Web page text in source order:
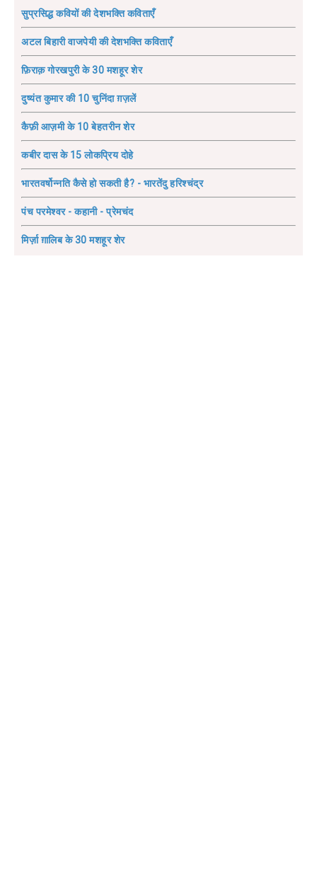
सुप्रसिद्ध कवियों की देशभक्ति कविताएँ
अटल बिहारी वाजपेयी की देशभक्ति कविताएँ
फ़िराक़ गोरखपुरी के 30 मशहूर शेर
दुष्यंत कुमार की 10 चुनिंदा ग़ज़लें
कैफ़ी आज़मी के 10 बेहतरीन शेर
कबीर दास के 15 लोकप्रिय दोहे
भारतवर्षोन्नति कैसे हो सकती है? - भारतेंदु हरिश्चंद्र
पंच परमेश्वर - कहानी - प्रेमचंद
मिर्ज़ा ग़ालिब के 30 मशहूर शेर